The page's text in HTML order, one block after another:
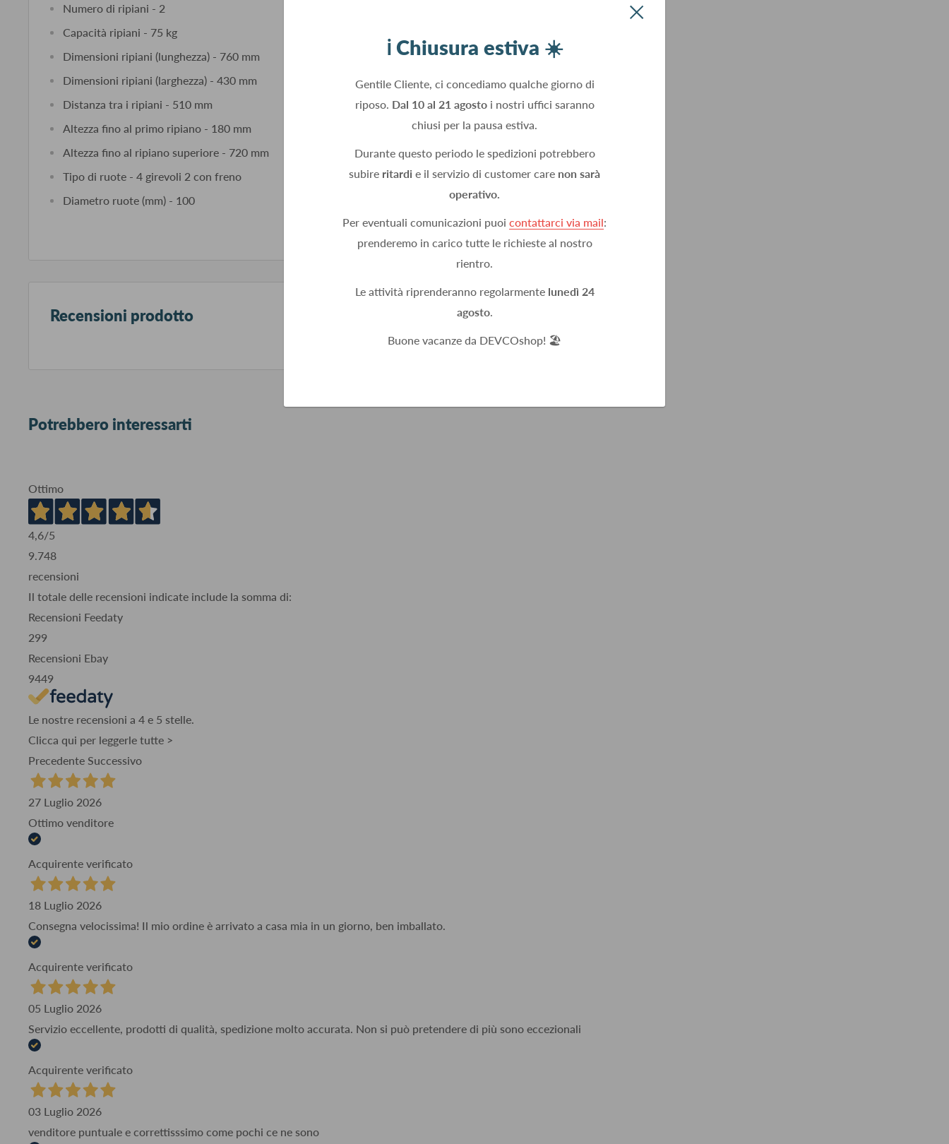
ℹ️ Chiusura estiva ☀️
Gentile Cliente, ci concediamo qualche giorno di
riposo. Dal 10 al 21 agostoi nostri uffici saranno
chiusi per la pausa estiva.
Durante questo periodo le spedizioni potrebbero
subire ritardi e il servizio di customer care non sarà
operativo.
Per eventuali comunicazioni puoi contattarci via mail:
prenderemo in carico tutte le richieste al nostro
rientro.
Le attività riprenderanno regolarmente lunedì 24
agosto.
Buone vacanze da DEVCOshop! 🏖️
Numero di ripiani - 2
Capacità ripiani - 75 kg
Dimensioni ripiani (lunghezza) - 760 mm
Dimensioni ripiani (larghezza) - 430 mm
Distanza tra i ripiani - 510 mm
Altezza fino al primo ripiano - 180 mm
Altezza fino al ripiano superiore - 720 mm
Tipo di ruote - 4 girevoli 2 con freno
Diametro ruote (mm) - 100
Recensioni prodotto
Potrebbero interessarti
Ottimo
4,6/5
9.748
recensioni
Il totale delle recensioni indicate include la somma di:
Recensioni Feedaty
299
Recensioni Ebay
9449
Le nostre recensioni a 4 e 5 stelle.
Clicca qui per leggerle tutte >
Precedente Successivo
27 Luglio 2026
Ottimo venditore
Acquirente verificato
18 Luglio 2026
Consegna velocissima! Il mio ordine è arrivato a casa mia in un giorno, ben imballato.
Acquirente verificato
05 Luglio 2026
Servizio eccellente, prodotti di qualità, spedizione molto accurata. Non si può pretendere di più sono eccezionali
Acquirente verificato
03 Luglio 2026
venditore puntuale e correttisssimo come pochi ce ne sono